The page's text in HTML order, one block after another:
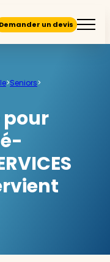
Demander un devis
>Seniors>
pour